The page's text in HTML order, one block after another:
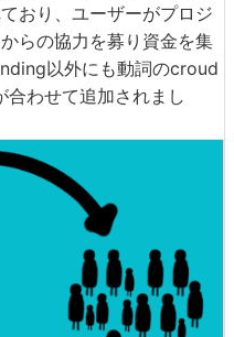
おり、ユーザーがプロジ
らの協力を募り資金を集
以外にも動詞のcroud
わせて追加されまし